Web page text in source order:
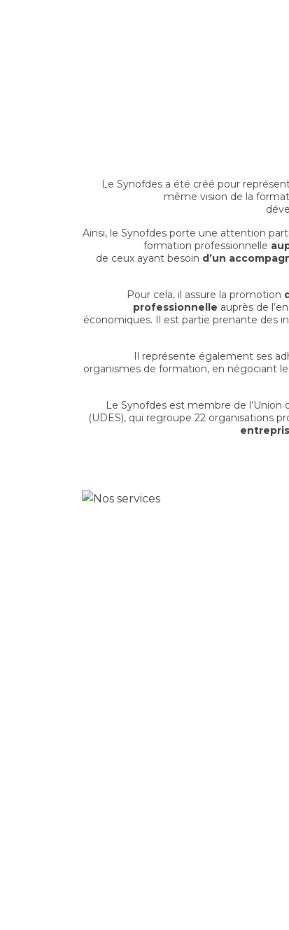
Le Synofdes a été créé pour
même vision de la
Ainsi, le Synofdes porte une attention
formation professionnelle
de ceux ayant besoin d’un
Pour cela, il assure la promotion
professionnelle auprès de
économiques. Il est partie prenante des
Il représente également ses
organismes de formation, en négociant
Le Synofdes est membre de l’Union
(UDES), qui regroupe 22 organisations